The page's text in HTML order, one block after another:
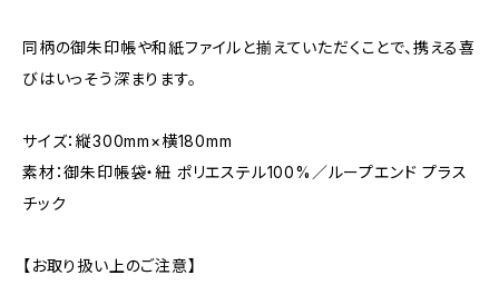
同柄の御朱印帳や和紙ファイルと揃えていただくことで、携える喜
びはいっそう深まります。
サイズ：縦300mm×横180mm
素材：御朱印帳袋・紐 ポリエステル100%／ループエンド プラス
チック
【お取り扱い上のご注意】